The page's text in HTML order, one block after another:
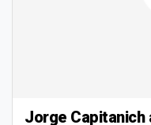
Jorge Capitanich